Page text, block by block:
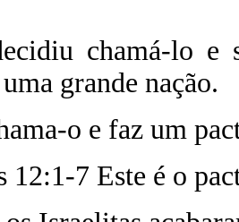
chamá-lo
grande nação.
o e faz um
12:1-7 Este é o